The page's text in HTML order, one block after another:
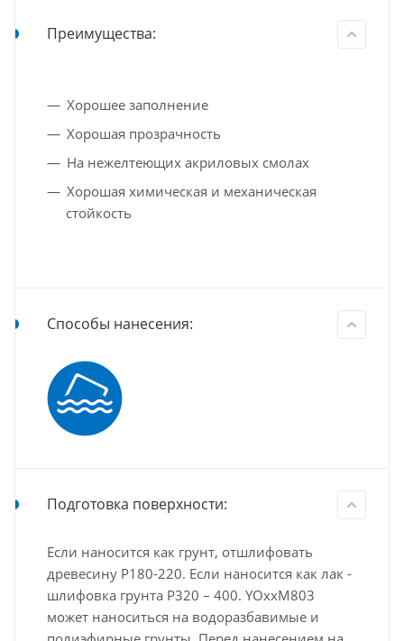
Преимущества:
Хорошее заполнение
Хорошая прозрачность
На нежелтеющих акриловых смолах
Хорошая химическая и механическая
стойкость
Способы нанесения:
Подготовка поверхности:
Если наносится как грунт, отшлифовать
древесину Р180-220. Если наносится как лак -
шлифовка грунта Р320 – 400. YOxxM803
может наноситься на водоразбавимые и